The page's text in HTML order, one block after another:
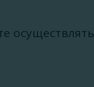
осуществлять